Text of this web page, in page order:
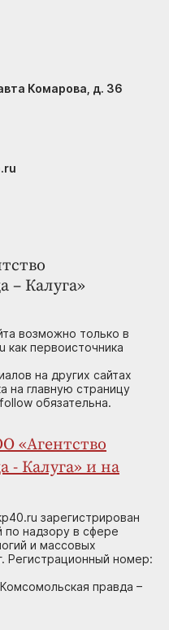
– Калуга»
возможно только в
как первоисточника
на других сайтах
на главную страницу
обязательна.
«Агентство
- Калуга» и на
зарегистрирован
надзору в сфере
и массовых
Регистрационный номер:
правда –
Комарова, д. 36